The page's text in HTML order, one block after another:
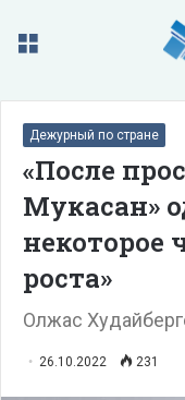
Меню
Дежурный по стране
«После
Мукасан»
некоторое
роста»
Олжас
26.10.2022 231